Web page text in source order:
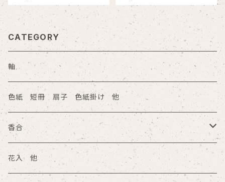
CATEGORY
軸
色紙 短冊 扇子 色紙掛け 他
香合
陶器
花入 他